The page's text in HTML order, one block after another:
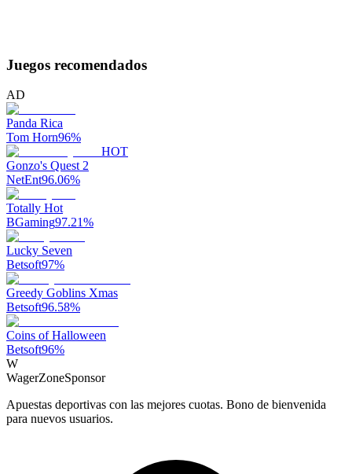
Juegos recomendados
AD
Panda Rica
Tom Horn96%
HOT
Gonzo's Quest 2
NetEnt96.06%
Totally Hot
BGaming97.21%
Lucky Seven
Betsoft97%
Greedy Goblins Xmas
Betsoft96.58%
Coins of Halloween
Betsoft96%
W
WagerZoneSponsor
Apuestas deportivas con las mejores cuotas. Bono de bienvenida
para nuevos usuarios.